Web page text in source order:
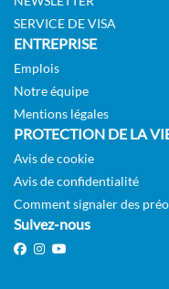
SERVICE DE VISA
ENTREPRISE
Emplois
Notre équipe
Mentions légales
PROTECTION DE LA
Avis de cookie
Avis de confidentialité
Comment signaler des
Suivez-nous